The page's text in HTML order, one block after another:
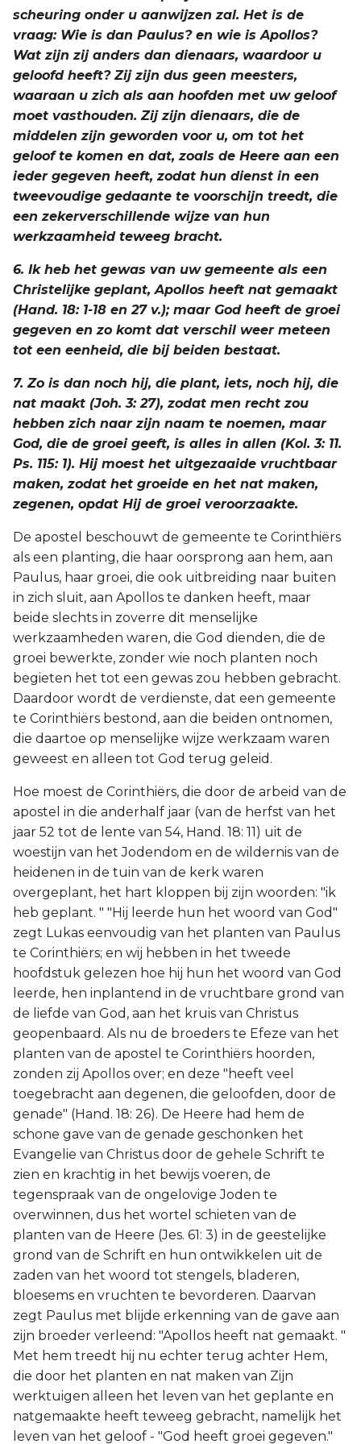
scheuring onder u aanwijzen zal. Het is de
vraag: Wie is dan Paulus? en wie is Apollos?
Wat zijn zij anders dan dienaars, waardoor u
geloofd heeft? Zij zijn dus geen meesters,
waaraan u zich als aan hoofden met uw geloof
moet vasthouden. Zij zijn dienaars, die de
middelen zijn geworden voor u, om tot het
geloof te komen en dat, zoals de Heere aan een
ieder gegeven heeft, zodat hun dienst in een
tweevoudige gedaante te voorschijn treedt, die
een zekerverschillende wijze van hun
werkzaamheid teweeg bracht.
6. Ik heb het gewas van uw gemeente als een
Christelijke geplant, Apollos heeft nat gemaakt
(Hand. 18: 1-18 en 27 v.); maar God heeft de groei
gegeven en zo komt dat verschil weer meteen
tot een eenheid, die bij beiden bestaat.
7. Zo is dan noch hij, die plant, iets, noch hij, die
nat maakt (Joh. 3: 27), zodat men recht zou
hebben zich naar zijn naam te noemen, maar
God, die de groei geeft, is alles in allen (Kol. 3: 11.
Ps. 115: 1). Hij moest het uitgezaaide vruchtbaar
maken, zodat het groeide en het nat maken,
zegenen, opdat Hij de groei veroorzaakte.
De apostel beschouwt de gemeente te Corinthiërs
als een planting, die haar oorsprong aan hem, aan
Paulus, haar groei, die ook uitbreiding naar buiten
in zich sluit, aan Apollos te danken heeft, maar
beide slechts in zoverre dit menselijke
werkzaamheden waren, die God dienden, die de
groei bewerkte, zonder wie noch planten noch
begieten het tot een gewas zou hebben gebracht.
Daardoor wordt de verdienste, dat een gemeente
te Corinthiërs bestond, aan die beiden ontnomen,
die daartoe op menselijke wijze werkzaam waren
geweest en alleen tot God terug geleid.
Hoe moest de Corinthiërs, die door de arbeid van de
apostel in die anderhalf jaar (van de herfst van het
jaar 52 tot de lente van 54, Hand. 18: 11) uit de
woestijn van het Jodendom en de wildernis van de
heidenen in de tuin van de kerk waren
overgeplant, het hart kloppen bij zijn woorden: "ik
heb geplant. " "Hij leerde hun het woord van God"
zegt Lukas eenvoudig van het planten van Paulus
te Corinthiërs; en wij hebben in het tweede
hoofdstuk gelezen hoe hij hun het woord van God
leerde, hen inplantend in de vruchtbare grond van
de liefde van God, aan het kruis van Christus
geopenbaard. Als nu de broeders te Efeze van het
planten van de apostel te Corinthiërs hoorden,
zonden zij Apollos over; en deze "heeft veel
toegebracht aan degenen, die geloofden, door de
genade" (Hand. 18: 26). De Heere had hem de
schone gave van de genade geschonken het
Evangelie van Christus door de gehele Schrift te
zien en krachtig in het bewijs voeren, de
tegenspraak van de ongelovige Joden te
overwinnen, dus het wortel schieten van de
planten van de Heere (Jes. 61: 3) in de geestelijke
grond van de Schrift en hun ontwikkelen uit de
zaden van het woord tot stengels, bladeren,
bloesems en vruchten te bevorderen. Daarvan
zegt Paulus met blijde erkenning van de gave aan
zijn broeder verleend: "Apollos heeft nat gemaakt. "
Met hem treedt hij nu echter terug achter Hem,
die door het planten en nat maken van Zijn
werktuigen alleen het leven van het geplante en
natgemaakte heeft teweeg gebracht, namelijk het
leven van het geloof - "God heeft groei gegeven."